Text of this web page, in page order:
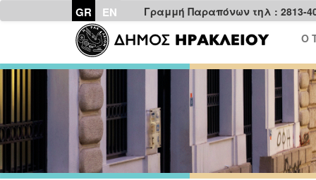
GR EN Γραμμή Παραπόνων τηλ : 2813-
Ο